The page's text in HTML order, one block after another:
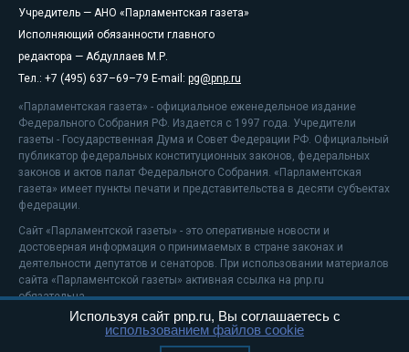
Учредитель — АНО «Парламентская газета»
Исполняющий обязанности главного
редактора — Абдуллаев М.Р.
Тел.: +7 (495) 637–69–79 E-mail: pg@pnp.ru
«Парламентская газета» - официальное еженедельное издание
Федерального Собрания РФ. Издается с 1997 года. Учредители
газеты - Государственная Дума и Совет Федерации РФ. Официальный
публикатор федеральных конституционных законов, федеральных
законов и актов палат Федерального Собрания. «Парламентская
газета» имеет пункты печати и представительства в десяти субъектах
федерации.
Сайт «Парламентской газеты» - это оперативные новости и
достоверная информация о принимаемых в стране законах и
деятельности депутатов и сенаторов. При использовании материалов
сайта «Парламентской газеты» активная ссылка на pnp.ru
обязательна.
На информационном ресурсе применяютсярекомендательные
Используя сайт pnp.ru, Вы соглашаетесь с
использованием файлов cookie